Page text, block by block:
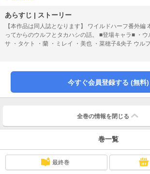
あらすじ | ストーリー
【本作品は同人誌となります】 ワイルドハーフ番外編 本編最終回後、大学に入
ってからのウルフとタカハシの話。 ■登場キャラ■ ・ウルフ ・タカハシ ・サル
サ ・タケト ・蘭 ・ミレイ ・美也 ・菜穂子&央子 ウルフとタカハシの関係再確
今すぐ会員登録する (無料)
全巻の情報を 閉じる
巻一覧
最終巻